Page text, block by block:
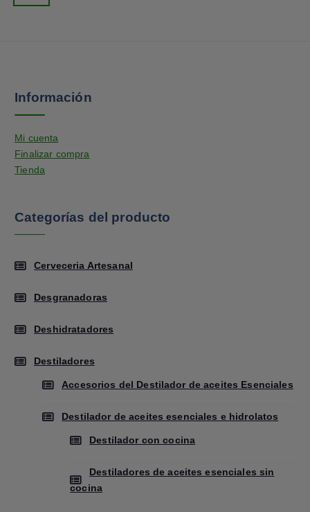
Información
Mi cuenta
Finalizar compra
Tienda
Categorías del producto
Cerveceria Artesanal
Desgranadoras
Deshidratadores
Destiladores
Accesorios del Destilador de aceites Esenciales
Destilador de aceites esenciales e hidrolatos
Destilador con cocina
Destiladores de aceites esenciales sin
cocina